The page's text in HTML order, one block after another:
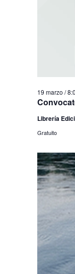
19 marzo /
Librería
Gratuito